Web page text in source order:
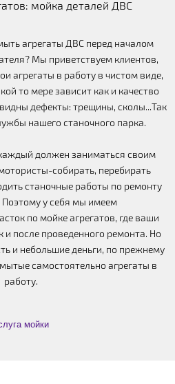
мойка деталей ДВС
агрегаты ДВС перед началом
Мы приветствуем клиентов,
агрегаты в работу в чистом виде,
то мере зависит как и качество
дефекты: трещины, сколы...Так
нашего станочного парка.
должен заниматься своим
собирать, перебирать
станочные работы по ремонту
Поэтому у себя мы имеем
по мойке агрегатов, где ваши
после проведенного ремонта. Но
и небольшие деньги, по прежнему
самостоятельно агрегаты в
работу.
мойки